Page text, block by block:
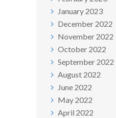
January 2023
December 2022
November 2022
October 2022
September 2022
August 2022
June 2022
May 2022
April 2022